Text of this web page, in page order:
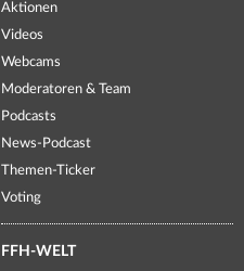
Aktionen
Videos
Webcams
Moderatoren & Team
Podcasts
News-Podcast
Themen-Ticker
Voting
FFH-WELT